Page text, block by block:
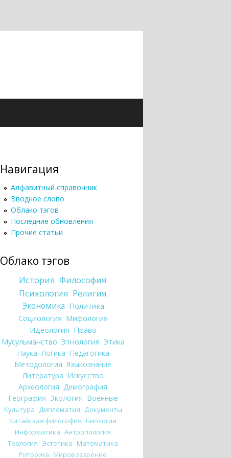
Навигация
Алфавитный справочник
Вводное слово
Облако тэгов
Последние обновления
Прочие статьи
Облако тэгов
История Философия
Психология Религия
Экономика Политика
Социология Мифология
Идеология Право
Мусульманство Этнология Этика
Наука Логика Педагогика
Методология Языкознание
Литература Искусство
Археология Демография
География Экология Военные
Культура Дипломатия Документы
Китайская философия Биология
Информатика Антропология
Теология Эстетика Математика
Риторика Мировоззрение